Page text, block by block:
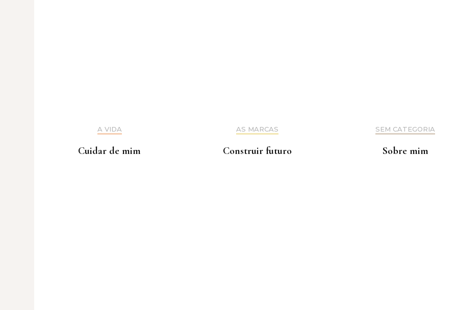
A VIDA
Cuidar de mim
AS MARCAS
Construir futuro
SEM CATEGORIA
Sobre mim